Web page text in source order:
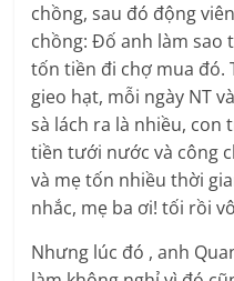
chồng, sau đó động
chồng: Đố anh làm sao
tốn tiền đi chợ mua đó.
gieo hạt, mỗi ngày NT
sà lách ra là nhiều, con
tiền tưới nước và công
và mẹ tốn nhiều thời
nhắc, mẹ ba ơi! tối rồi
Nhưng lúc đó , anh